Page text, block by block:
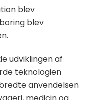
blev
blev
udviklingen af
teknologien
anvendelsen